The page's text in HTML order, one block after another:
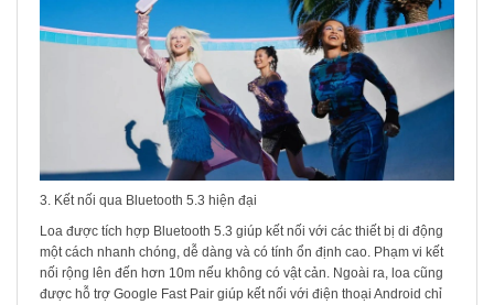
3. Kết nối qua Bluetooth 5.3 hiện đại
Loa được tích hợp Bluetooth 5.3 giúp kết nối với các thiết bị di động
một cách nhanh chóng, dễ dàng và có tính ổn định cao. Phạm vi kết
nối rộng lên đến hơn 10m nếu không có vật cản. Ngoài ra, loa cũng
được hỗ trợ Google Fast Pair giúp kết nối với điện thoại Android chỉ